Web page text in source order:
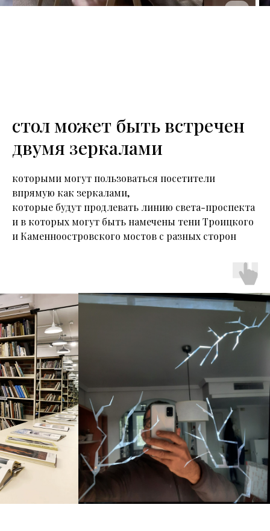
стол может быть встречен
двумя зеркалами
которыми могут пользоваться посетители
впрямую как зеркалами,
которые будут продлевать линию света-проспекта
и в которых могут быть намечены тени Троицкого
и Каменноостровского мостов с разных сторон